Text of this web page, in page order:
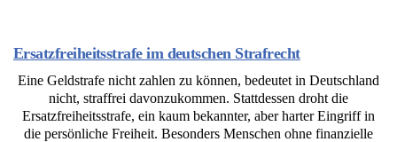
Ersatzfreiheitsstrafe im deutschen Strafrecht
Eine Geldstrafe nicht zahlen zu können, bedeutet in Deutschland
nicht, straffrei davonzukommen. Stattdessen droht die
Ersatzfreiheitsstrafe, ein kaum bekannter, aber harter Eingriff in
die persönliche Freiheit. Besonders Menschen ohne finanzielle